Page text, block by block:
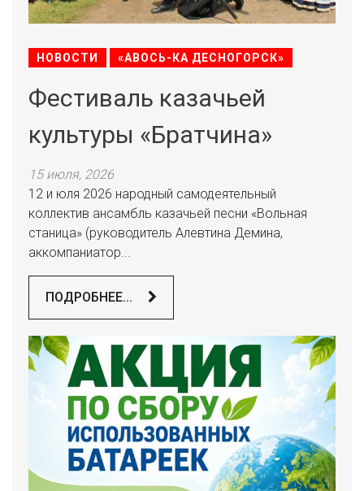
НОВОСТИ «АВОСЬ-КА ДЕСНОГОРСК»
Фестиваль казачьей
культуры «Братчина»
15 июля, 2026
12 и юля 2026 народный самодеятельный
коллектив ансамбль казачьей песни «Вольная
станица» (руководитель Алевтина Демина,
аккомпаниатор...
ПОДРОБНЕЕ...